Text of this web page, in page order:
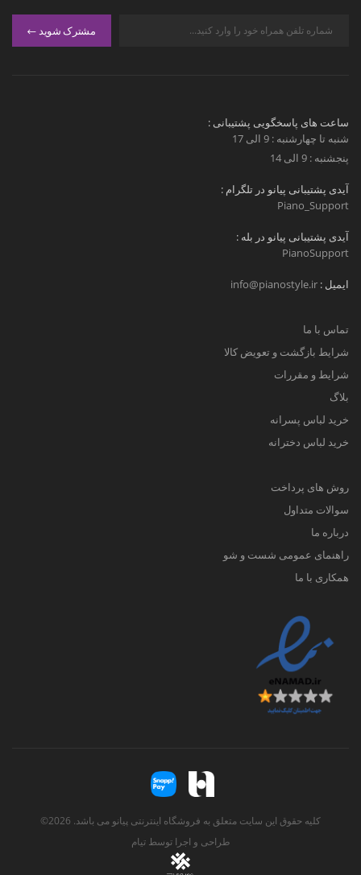
مشترک شوید
ساعت های پاسخگویی پشتیبانی :
شنبه تا چهارشنبه : 9 الی 17
پنجشنبه : 9 الی 14
آیدی پشتیبانی پیانو در تلگرام :
Piano_Support
آیدی پشتیبانی پیانو در بله :
PianoSupport
ایمیل : info@pianostyle.ir
تماس با ما
شرایط بازگشت و تعویض کالا
شرایط و مقررات
بلاگ
خرید لباس پسرانه
خرید لباس دخترانه
روش های پرداخت
سوالات متداول
درباره ما
راهنمای عمومی شست و شو
همکاری با ما
کلیه حقوق این سایت متعلق به فروشگاه اینترنتی پیانو می باشد. 2026©
طراحی و اجرا توسطتیام